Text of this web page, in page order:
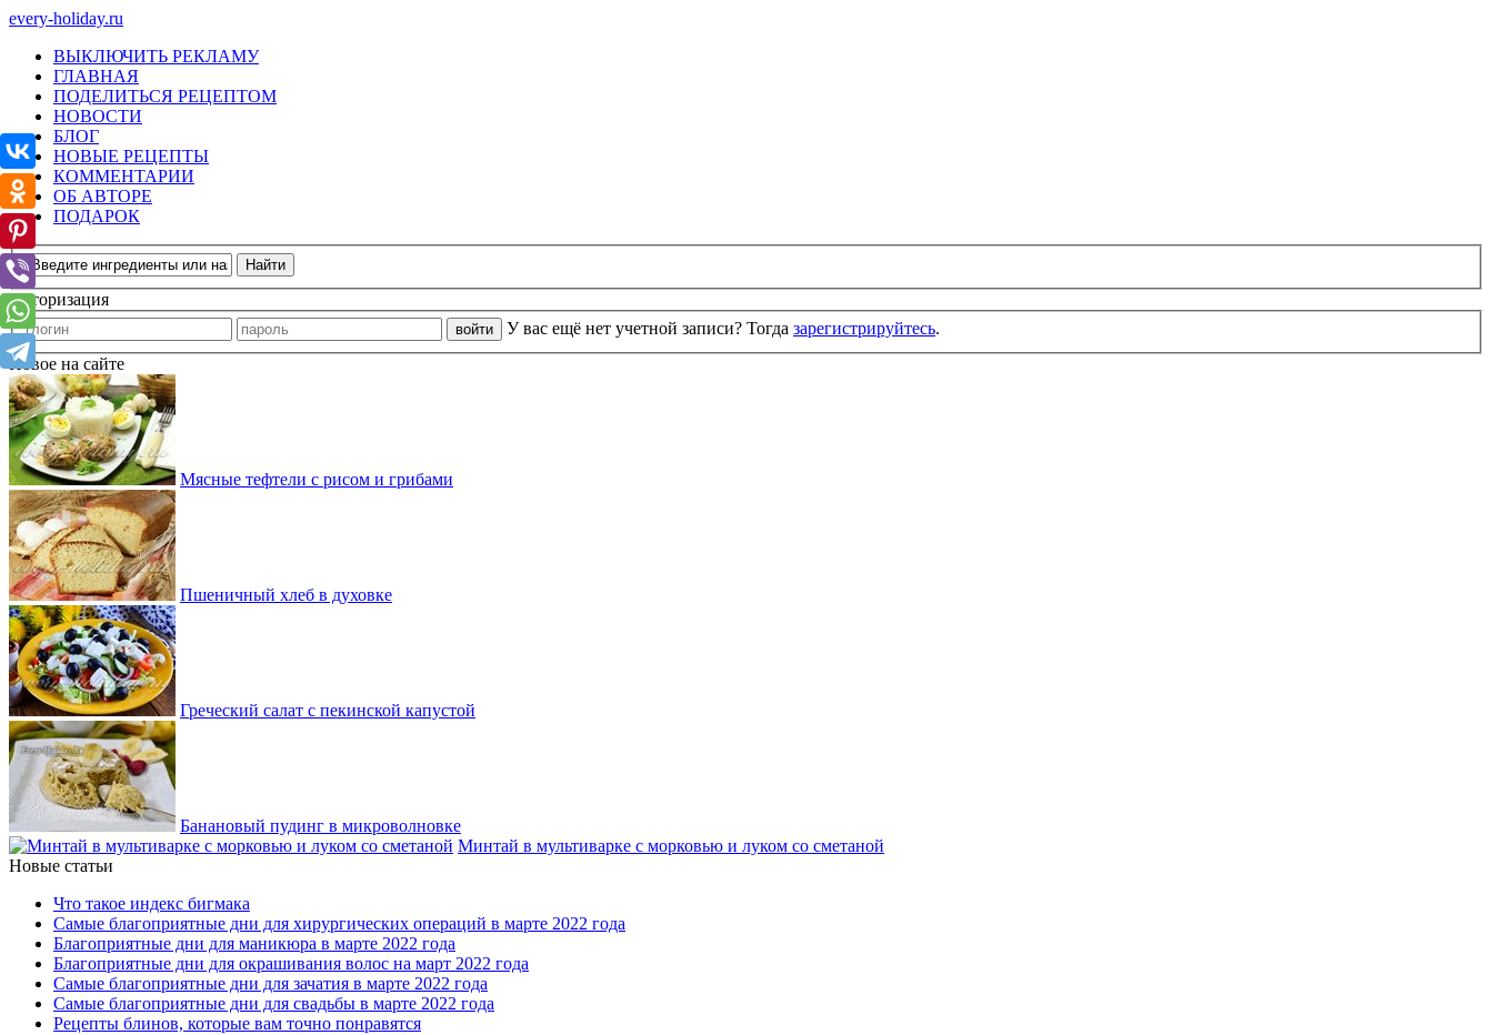
every-holiday.ru
ВЫКЛЮЧИТЬ РЕКЛАМУ
ГЛАВНАЯ
ПОДЕЛИТЬСЯ РЕЦЕПТОМ
НОВОСТИ
БЛОГ
НОВЫЕ РЕЦЕПТЫ
КОММЕНТАРИИ
ОБ АВТОРЕ
ПОДАРОК
Авторизация
У вас ещё нет учетной записи? Тогда зарегистрируйтесь.
Новое на сайте
Мясные тефтели с рисом и грибами
Пшеничный хлеб в духовке
Греческий салат с пекинской капустой
Банановый пудинг в микроволновке
Минтай в мультиварке с морковью и луком со сметаной
Новые статьи
Что такое индекс бигмака
Самые благоприятные дни для хирургических операций в марте 2022 года
Благоприятные дни для маникюра в марте 2022 года
Благоприятные дни для окрашивания волос на март 2022 года
Самые благоприятные дни для зачатия в марте 2022 года
Самые благоприятные дни для свадьбы в марте 2022 года
Рецепты блинов, которые вам точно понравятся